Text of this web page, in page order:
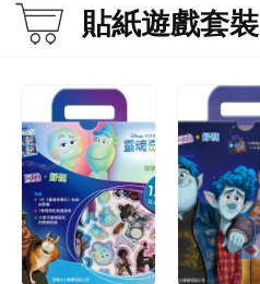
貼紙遊戲套裝